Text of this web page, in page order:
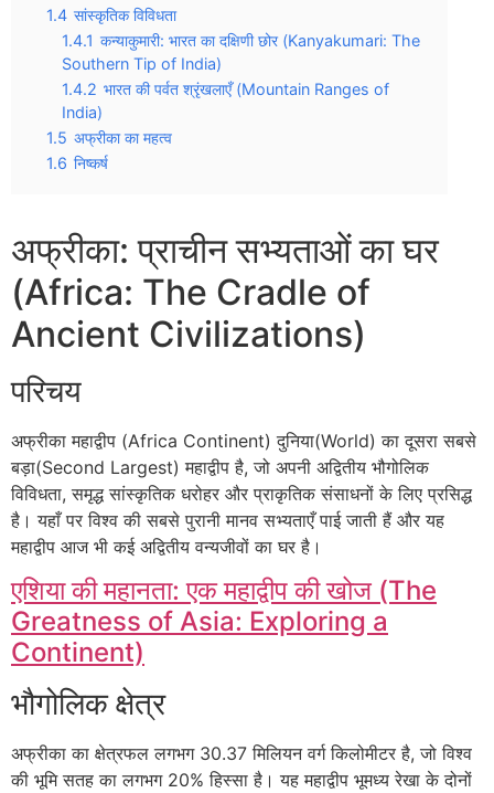
1.4 सांस्कृतिक विविधता
1.4.1 कन्याकुमारी: भारत का दक्षिणी छोर (Kanyakumari: The
Southern Tip of India)
1.4.2 भारत की पर्वत श्रृंखलाएँ (Mountain Ranges of
India)
1.5 अफ्रीका का महत्व
1.6 निष्कर्ष
अफ्रीका: प्राचीन सभ्यताओं का घर
(Africa: The Cradle of
Ancient Civilizations)
परिचय
अफ्रीका महाद्वीप (Africa Continent) दुनिया(World) का दूसरा सबसे
बड़ा(Second Largest) महाद्वीप है, जो अपनी अद्वितीय भौगोलिक
विविधता, समृद्ध सांस्कृतिक धरोहर और प्राकृतिक संसाधनों के लिए प्रसिद्ध
है। यहाँ पर विश्व की सबसे पुरानी मानव सभ्यताएँ पाई जाती हैं और यह
महाद्वीप आज भी कई अद्वितीय वन्यजीवों का घर है।
एशिया की महानता: एक महाद्वीप की खोज (The
Greatness of Asia: Exploring a
Continent)
भौगोलिक क्षेत्र
अफ्रीका का क्षेत्रफल लगभग 30.37 मिलियन वर्ग किलोमीटर है, जो विश्व
की भूमि सतह का लगभग 20% हिस्सा है। यह महाद्वीप भूमध्य रेखा के दोनों